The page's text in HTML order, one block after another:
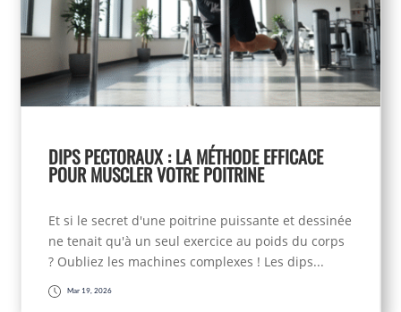
DIPS PECTORAUX : LA MÉTHODE EFFICACE
POUR MUSCLER VOTRE POITRINE
Et si le secret d'une poitrine puissante et dessinée
ne tenait qu'à un seul exercice au poids du corps
? Oubliez les machines complexes ! Les dips...
Mar 19, 2026